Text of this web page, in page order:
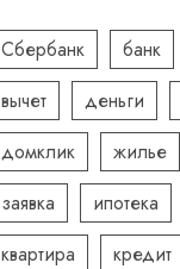
Сбербанк банк
вычет
деньги
домклик
жилье
заявка
ипотека
квартира
кредит